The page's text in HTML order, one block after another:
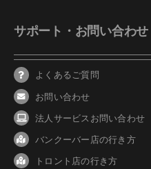
サポート・お問い合わせ
よくあるご質問
お問い合わせ
法人サービスお問い合わせ
バンクーバー 店の行き方
トロント店の行き方